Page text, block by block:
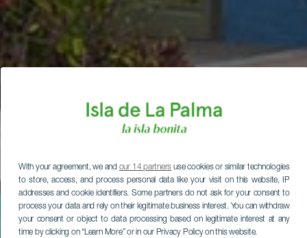
With your agreement, we and our 14 partners use cookies or similar technologies
to store, access, and process personal data like your visit on this website, IP
addresses and cookie identifiers. Some partners do not ask for your consent to
process your data and rely on their legitimate business interest. You can withdraw
your consent or object to data processing based on legitimate interest at any
time by clicking on “Learn More” or in our Privacy Policy on this website.